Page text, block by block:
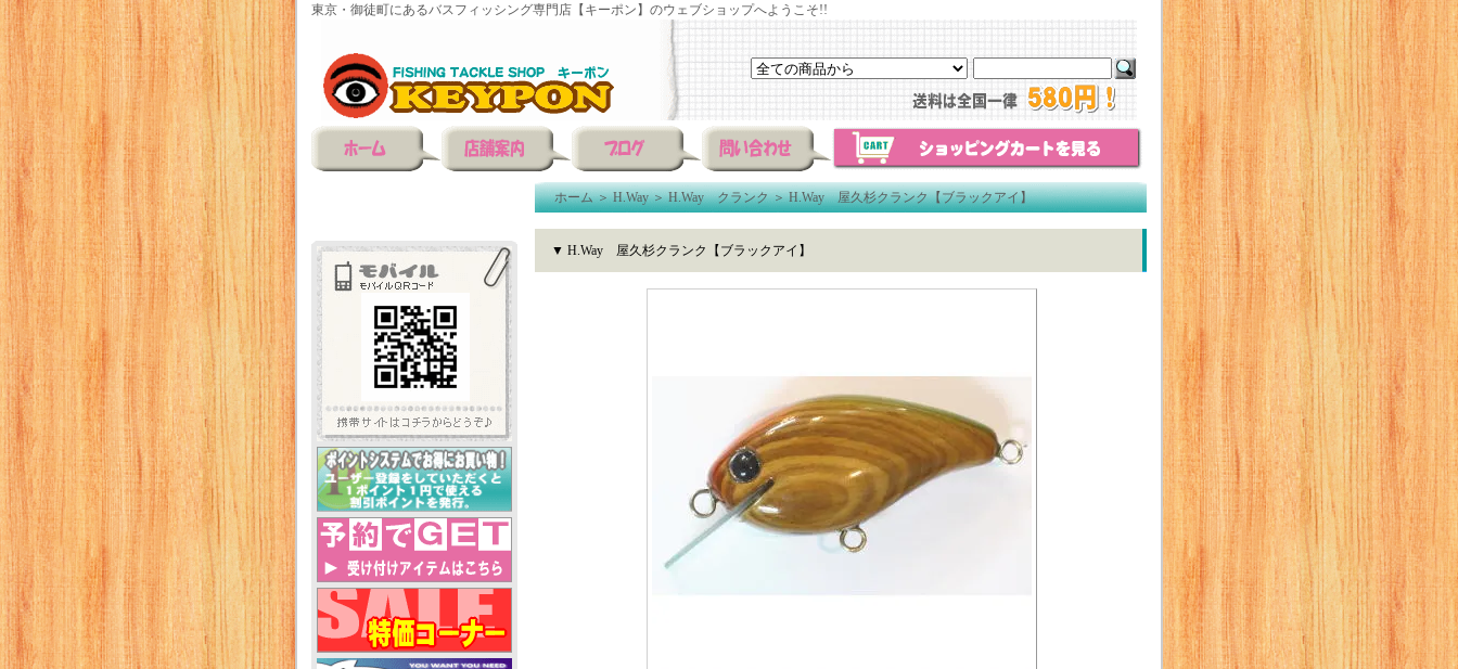
東京・御徒町にあるバスフィッシング専門店【キーポン】のウェブショップへようこそ!!
ホーム＞H.Way＞H.Way クランク＞H.Way 屋久杉クランク【ブラックアイ】
▼ H.Way 屋久杉クランク【ブラックアイ】